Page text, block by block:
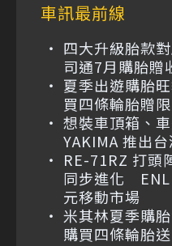
車訊最前線
四大升級胎款
司通7月購胎贈
夏季出遊購胎
買四條輪胎贈
想裝車頂箱、
YAKIMA 推出
RE-71RZ 打頭
同步進化
元移動市場
米其林夏季購
購買四條輪胎